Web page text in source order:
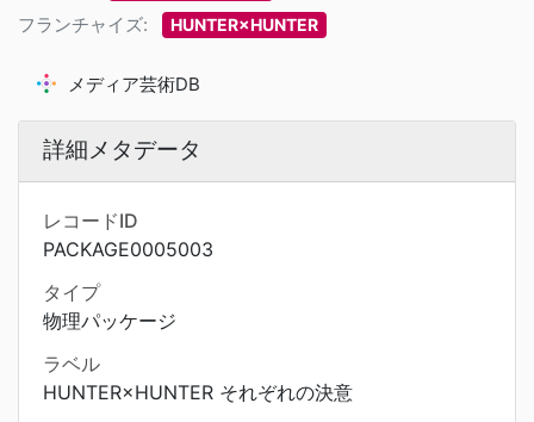
フランチャイズ: HUNTER×HUNTER
メディア芸術DB
詳細メタデータ
レコードID
PACKAGE0005003
タイプ
物理パッケージ
ラベル
HUNTER×HUNTER それぞれの決意